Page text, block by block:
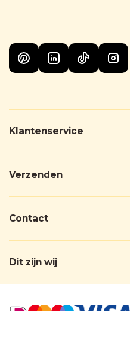
Klantenservice
Verzenden
Contact
Dit zijn wij